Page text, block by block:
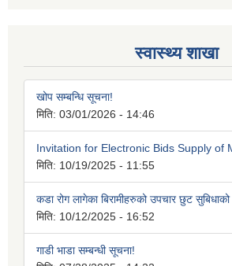
स्वास्थ्य शाखा
खोप सम्बन्धि सूचना!
मिति: 03/01/2026 - 14:46
मिति: 10/19/2025 - 11:55
मिति: 10/12/2025 - 16:52
गाडी भाडा सम्बन्धी सूचना!